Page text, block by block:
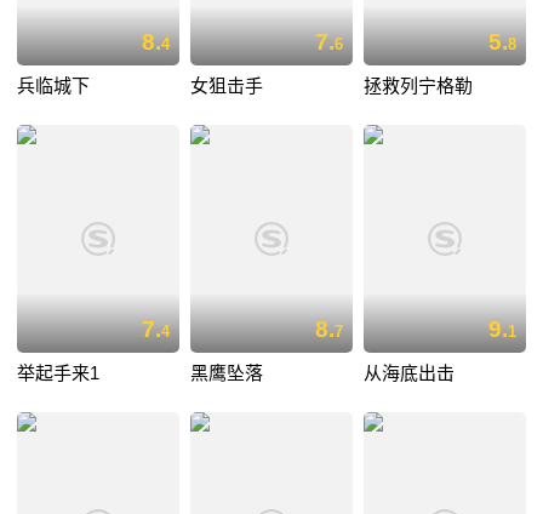
8.4
兵临城下
7.6
女狙击手
5.8
拯救列宁格勒
7.4
举起手来1
8.7
黑鹰坠落
9.1
从海底出击